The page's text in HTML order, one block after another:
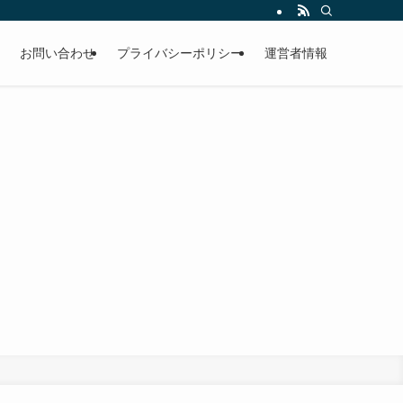
お問い合わせ プライバシーポリシー 運営者情報